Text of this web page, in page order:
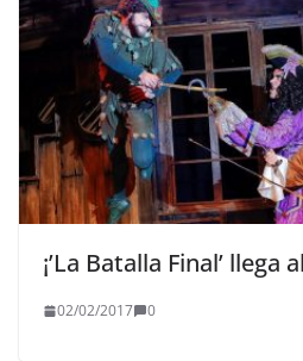
¡’La Batalla Final’ llega
02/02/2017 0